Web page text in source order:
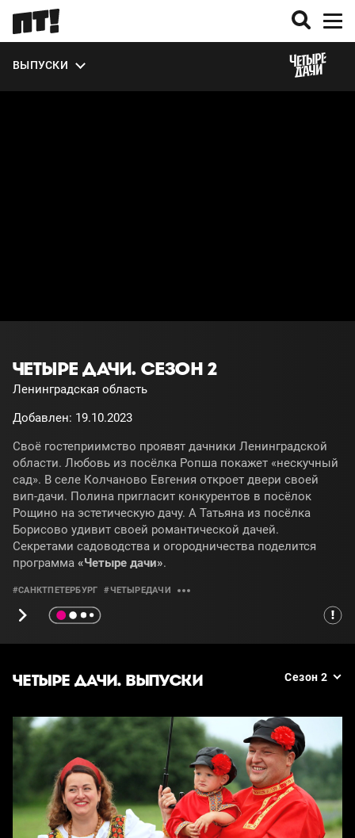
ВЫПУСКИ
О СЕЗОНЕ
ЧЕТЫРЕ ДАЧИ. СЕЗОН 2
Ленинградская область
Добавлен: 19.10.2023
Своё гостеприимство проявят дачники Ленинградской
области. Любовь из посёлка Ропша покажет «нескучный
сад». В селе Колчаново Евгения откроет двери своей
вип-дачи. Полина пригласит конкурентов в посёлок
Рощино на эстетическую дачу. А Татьяна из посёлка
Борисово удивит своей романтической дачей.
Секретами садоводства и огородничества поделится
программа «Четыре дачи».
#САНКТПЕТЕРБУРГ #ЧЕТЫРЕДАЧИ
ЧЕТЫРЕ ДАЧИ. ВЫПУСКИ Сезон 2